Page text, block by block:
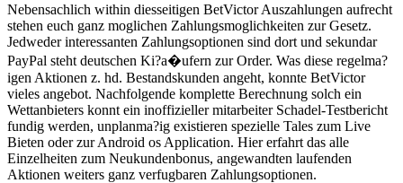
Nebensachlich within diesseitigen BetVictor Auszahlungen aufrecht
stehen euch ganz moglichen Zahlungsmoglichkeiten zur Gesetz.
Jedweder interessanten Zahlungsoptionen sind dort und sekundar
PayPal steht deutschen Ki?a�ufern zur Order. Was diese regelma?
igen Aktionen z. hd. Bestandskunden angeht, konnte BetVictor
vieles angebot. Nachfolgende komplette Berechnung solch ein
Wettanbieters konnt ein inoffizieller mitarbeiter Schadel-Testbericht
fundig werden, unplanma?ig existieren spezielle Tales zum Live
Bieten oder zur Android os Application. Hier erfahrt das alle
Einzelheiten zum Neukundenbonus, angewandten laufenden
Aktionen weiters ganz verfugbaren Zahlungsoptionen.